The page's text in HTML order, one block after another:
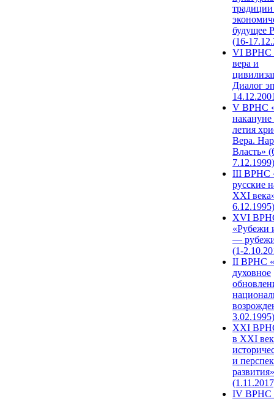
будущее
(16-
VI ВРНС
вера и
Диалог
V ВРНС
накануне
летия
Вера.
Власть»
7.12.1999)
III ВРНС
русские
XXI
6.12.1995)
XVI
«Рубежи
—
(1-
II ВРНС
духовное
3.02.1995)
XХI
в XXI
и
развития»
IV ВРНС